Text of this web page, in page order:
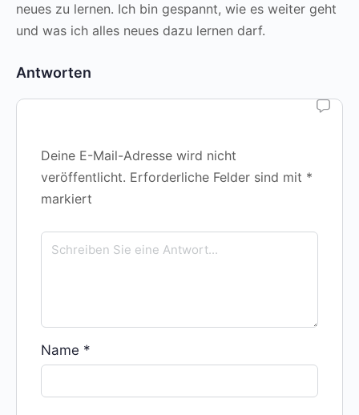
neues zu lernen. Ich bin gespannt, wie es weiter geht
und was ich alles neues dazu lernen darf.
Antworten
Deine E-Mail-Adresse wird nicht
veröffentlicht. Erforderliche Felder sind mit *
markiert
Name *